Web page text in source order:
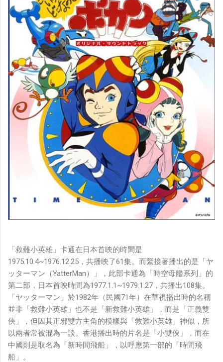
「救難小英雄」卡通在日本首映的時間是
1975.10.4~1976.12.25，共播映了61集。而緊接著播出的是「ヤ
ッターマン（YatterMan）」，此部卡通為「時空母艦系列」的
第二部，日本首映時間為1977.1.1~1979.1.27，共播出108集。
「ヤッターマン」於1982年（民國71年）在華視播出時的名稱
並非「救難小英雄」也不是「新救難小英雄」，而是「正義雙
俠」，但因其正邪雙方主角的模樣與「救難小英雄」神似，所
以兩者常被混為一談。香港播出時的片名是「小雙俠」，而在
中國則是取名為「新時間飛船」，以呼應第一部的「時間飛
船」。